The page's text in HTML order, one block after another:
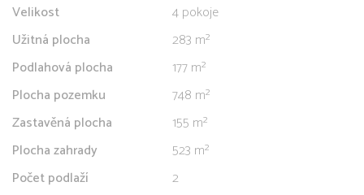
Velikost
4 pokoje
Užitná plocha
283 m²
Podlahová plocha
177 m²
Plocha pozemku
748 m²
Zastavěná plocha
155 m²
Plocha zahrady
523 m²
Počet podlaží
2